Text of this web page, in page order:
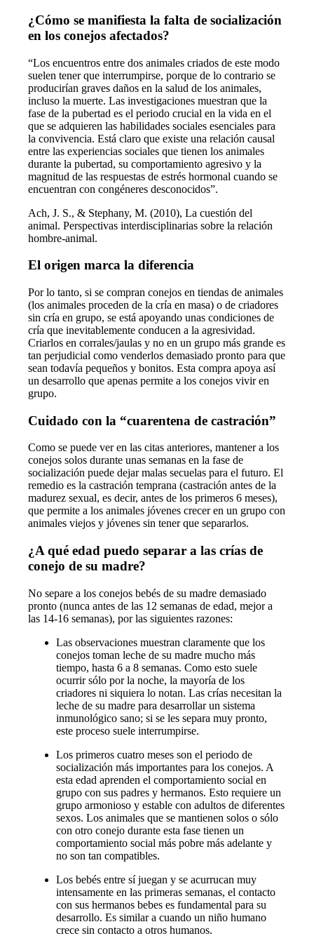
¿Cómo se manifiesta la falta de socialización
en los conejos afectados?
“Los encuentros entre dos animales criados de este modo
suelen tener que interrumpirse, porque de lo contrario se
producirían graves daños en la salud de los animales,
incluso la muerte. Las investigaciones muestran que la
fase de la pubertad es el periodo crucial en la vida en el
que se adquieren las habilidades sociales esenciales para
la convivencia. Está claro que existe una relación causal
entre las experiencias sociales que tienen los animales
durante la pubertad, su comportamiento agresivo y la
magnitud de las respuestas de estrés hormonal cuando se
encuentran con congéneres desconocidos”.
Ach, J. S., & Stephany, M. (2010), La cuestión del
animal. Perspectivas interdisciplinarias sobre la relación
hombre-animal.
El origen marca la diferencia
Por lo tanto, si se compran conejos en tiendas de animales
(los animales proceden de la cría en masa) o de criadores
sin cría en grupo, se está apoyando unas condiciones de
cría que inevitablemente conducen a la agresividad.
Criarlos en corrales/jaulas y no en un grupo más grande es
tan perjudicial como venderlos demasiado pronto para que
sean todavía pequeños y bonitos. Esta compra apoya así
un desarrollo que apenas permite a los conejos vivir en
grupo.
Cuidado con la “cuarentena de castración”
Como se puede ver en las citas anteriores, mantener a los
conejos solos durante unas semanas en la fase de
socialización puede dejar malas secuelas para el futuro. El
remedio es la castración temprana (castración antes de la
madurez sexual, es decir, antes de los primeros 6 meses),
que permite a los animales jóvenes crecer en un grupo con
animales viejos y jóvenes sin tener que separarlos.
¿A qué edad puedo separar a las crías de
conejo de su madre?
No separe a los conejos bebés de su madre demasiado
pronto (nunca antes de las 12 semanas de edad, mejor a
las 14-16 semanas), por las siguientes razones:
Las observaciones muestran claramente que los
conejos toman leche de su madre mucho más
tiempo, hasta 6 a 8 semanas. Como esto suele
ocurrir sólo por la noche, la mayoría de los
criadores ni siquiera lo notan. Las crías necesitan la
leche de su madre para desarrollar un sistema
inmunológico sano; si se les separa muy pronto,
este proceso suele interrumpirse.
Los primeros cuatro meses son el periodo de
socialización más importantes para los conejos. A
esta edad aprenden el comportamiento social en
grupo con sus padres y hermanos. Esto requiere un
grupo armonioso y estable con adultos de diferentes
sexos. Los animales que se mantienen solos o sólo
con otro conejo durante esta fase tienen un
comportamiento social más pobre más adelante y
no son tan compatibles.
Los bebés entre sí juegan y se acurrucan muy
intensamente en las primeras semanas, el contacto
con sus hermanos bebes es fundamental para su
desarrollo. Es similar a cuando un niño humano
crece sin contacto a otros humanos.